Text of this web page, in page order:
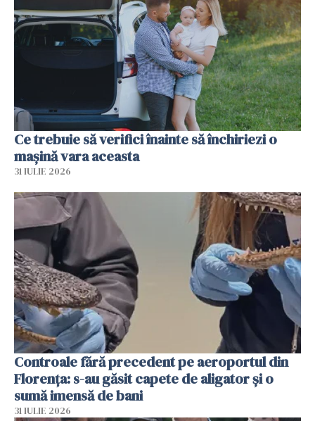
Ce trebuie să verifici înainte să închiriezi o
mașină vara aceasta
31 IULIE 2026
Controale fără precedent pe aeroportul din
Florența: s-au găsit capete de aligator și o
sumă imensă de bani
31 IULIE 2026